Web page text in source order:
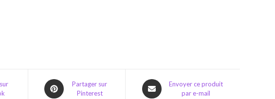
Opens
in
Partager sur
Pinterest
Opens
in
Envoyer ce produit
par e-mail